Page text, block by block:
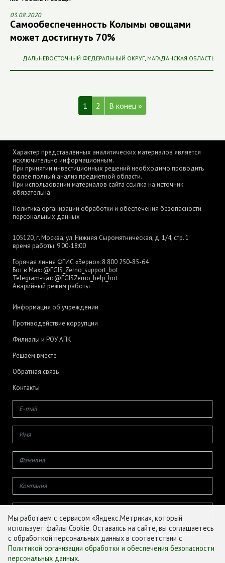
03.08.2020
Самообеспеченность Колымы овощами
может достигнуть 70%
ДАЛЬНЕВОСТОЧНЫЙ ФЕДЕРАЛЬНЫЙ ОКРУГ, МАГАДАНСКАЯ ОБЛАСТЬ
1 2 В конец »
Характер представленных аналитических материалов является
исключительно информационным.
При принятии инвестиционных решений необходимо проводить
более полный анализ предметной области.
При использовании материалов сайта ссылка на источник
обязательна.
Политика организации обработки и обеспечения безопасности
персональных данных
105120, г. Москва, ул. Нижняя Сыромятническая, д. 1/4, стр. 1
время работы: 9:00-18:00
Горячая линия ФГИС «Зерно»: 8 800 250-85-64
Бот в Max: @FGIS_Zerno_support_bot
Telegram-чат: @FGISZerno_help_bot
Аварийный режим работы
Информация об учреждении
Противодействие коррупции
Филиалы и РОУ АПК
Решаем вместе
Обратная связь
Контакты
Даю согласие на обработку своих персональных данных
Мы работаем с сервисом «Яндекс.Метрика», который
использует файлы Cookie. Оставаясь на сайте, вы соглашаетесь
с обработкой персональных данных в соответствии с
Политикой организации обработки и обеспечения безопасности
персональных данных.